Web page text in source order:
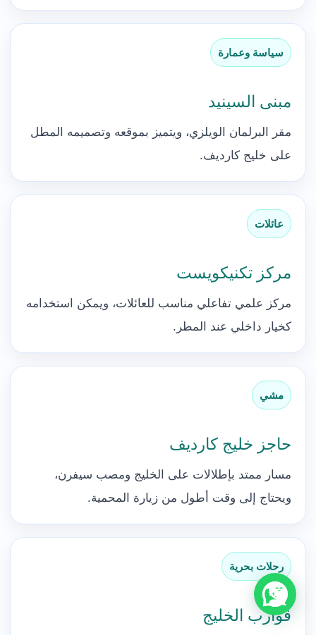
سياسة وعمارة
مبنى السينيد
مقر البرلمان الويلزي، ويتميز بموقعه وتصميمه المطل
على خليج كارديف.
عائلات
مركز تكنيكويست
مركز علمي تفاعلي مناسب للعائلات، ويمكن استخدامه
كخيار داخلي عند المطر.
مشي
حاجز خليج كارديف
مسار ممتد بإطلالات على الخليج ومصب سيفرن،
ويحتاج إلى وقت أطول من زيارة المحمية.
رحلات بحرية
قوارب الخليج